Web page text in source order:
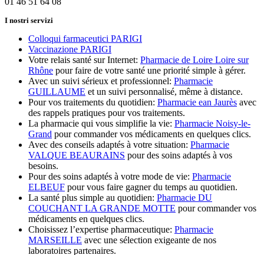
I nostri servizi
Colloqui farmaceutici PARIGI
Vaccinazione PARIGI
Votre relais santé sur Internet: Pharmacie de Loire Loire sur
Rhône pour faire de votre santé une priorité simple à gérer.
Avec un suivi sérieux et professionnel: Pharmacie
GUILLAUME et un suivi personnalisé, même à distance.
Pour vos traitements du quotidien: Pharmacie ean Jaurès avec
des rappels pratiques pour vos traitements.
La pharmacie qui vous simplifie la vie: Pharmacie Noisy-le-
Grand pour commander vos médicaments en quelques clics.
Avec des conseils adaptés à votre situation: Pharmacie
VALQUE BEAURAINS pour des soins adaptés à vos
besoins.
Pour des soins adaptés à votre mode de vie: Pharmacie
ELBEUF pour vous faire gagner du temps au quotidien.
La santé plus simple au quotidien: Pharmacie DU
COUCHANT LA GRANDE MOTTE pour commander vos
médicaments en quelques clics.
Choisissez l’expertise pharmaceutique: Pharmacie
MARSEILLE avec une sélection exigeante de nos
laboratoires partenaires.